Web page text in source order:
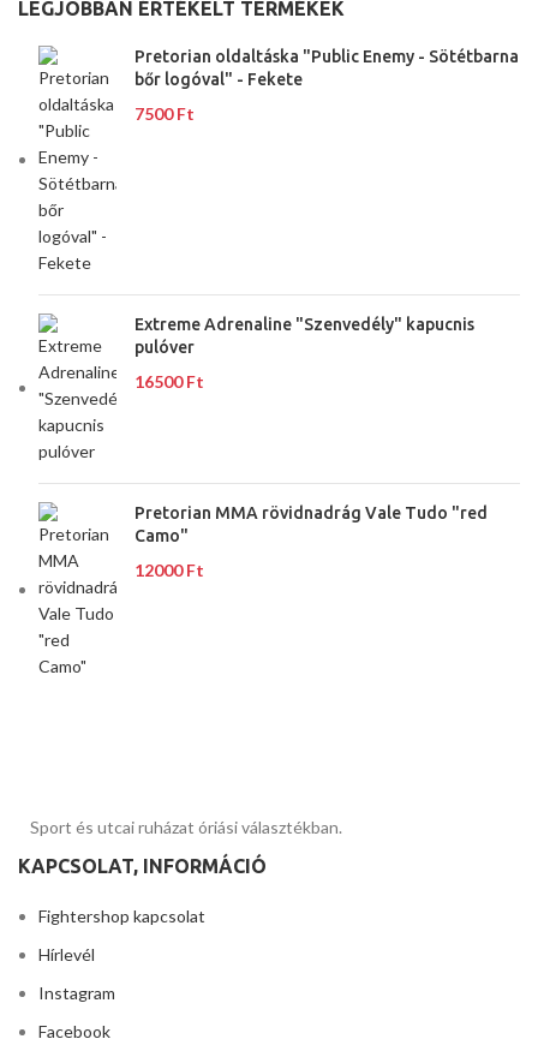
LEGJOBBAN ÉRTÉKELT TERMÉKEK
Pretorian oldaltáska "Public Enemy - Sötétbarna
bőr logóval" - Fekete
7500Ft
Extreme Adrenaline "Szenvedély" kapucnis
pulóver
16500Ft
Pretorian MMA rövidnadrág Vale Tudo "red
Camo"
12000Ft
Sport és utcai ruházat óriási választékban.
KAPCSOLAT, INFORMÁCIÓ
Fightershop kapcsolat
Hírlevél
Instagram
Facebook